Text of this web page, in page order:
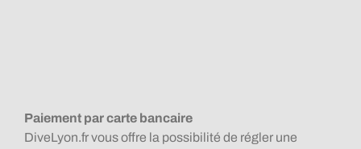
Paiement par carte bancaire
DiveLyon.fr vous offre la possibilité de régler une